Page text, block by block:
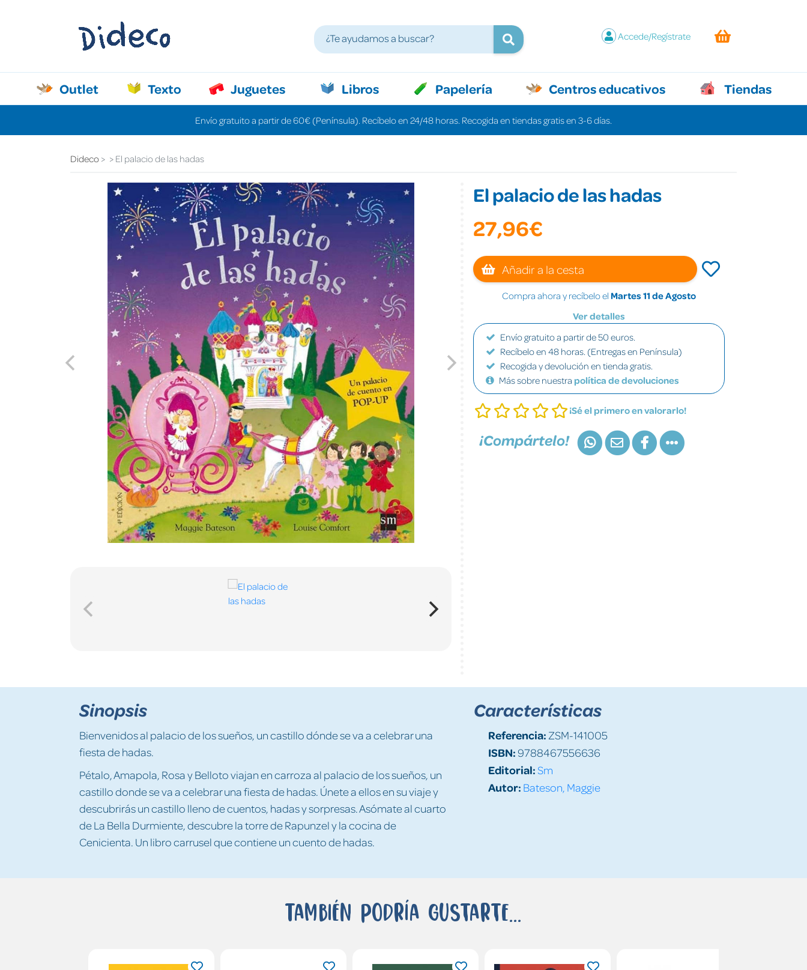
Accede/Regístrate
Outlet Texto Juguetes Libros Papelería Centros educativos Tiendas
Envío gratuito a partir de 60€ (Península). Recíbelo en 24/48 horas. Recogida en tiendas gratis en 3-6 días.
Dideco El palacio de las hadas
El palacio de las hadas
27,96€
Añadir a la cesta
Compra ahora y recíbelo el Martes 11 de Agosto
Ver detalles
Envío gratuito a partir de 50 euros.
Recíbelo en 48 horas. (Entregas en Península)
Recogida y devolución en tienda gratis.
Más sobre nuestra política de devoluciones
¡Sé el primero en valorarlo!
¡Compártelo!
Sinopsis
Bienvenidos al palacio de los sueños, un castillo dónde se va a celebrar una
fiesta de hadas.
Pétalo, Amapola, Rosa y Belloto viajan en carroza al palacio de los sueños, un
castillo donde se va a celebrar una fiesta de hadas. Únete a ellos en su viaje y
descubrirás un castillo lleno de cuentos, hadas y sorpresas. Asómate al cuarto
de La Bella Durmiente, descubre la torre de Rapunzel y la cocina de
Cenicienta. Un libro carrusel que contiene un cuento de hadas.
Características
Referencia: ZSM-141005
ISBN:9788467556636
Editorial:Sm
Autor: Bateson, Maggie
También podría gustarte...